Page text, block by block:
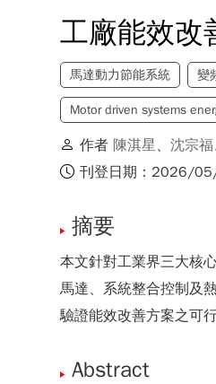
工廠能效改
馬達動力節能系統 變
Motor driven systems
作者 陳淇星、沈宗福
刊登日期：2026/
摘要
本文針對工業界三大核
馬達、系統整合控制及
驗證能效改善方案之可
Abstract